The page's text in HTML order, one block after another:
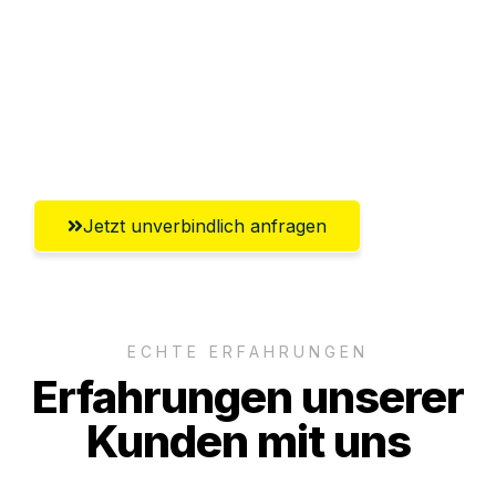
Jetzt unverbindlich anfragen
ECHTE ERFAHRUNGEN
Erfahrungen unserer
Kunden mit uns